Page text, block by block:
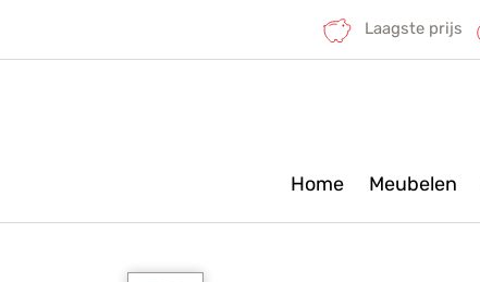
Laagste prijs
Home Meubelen